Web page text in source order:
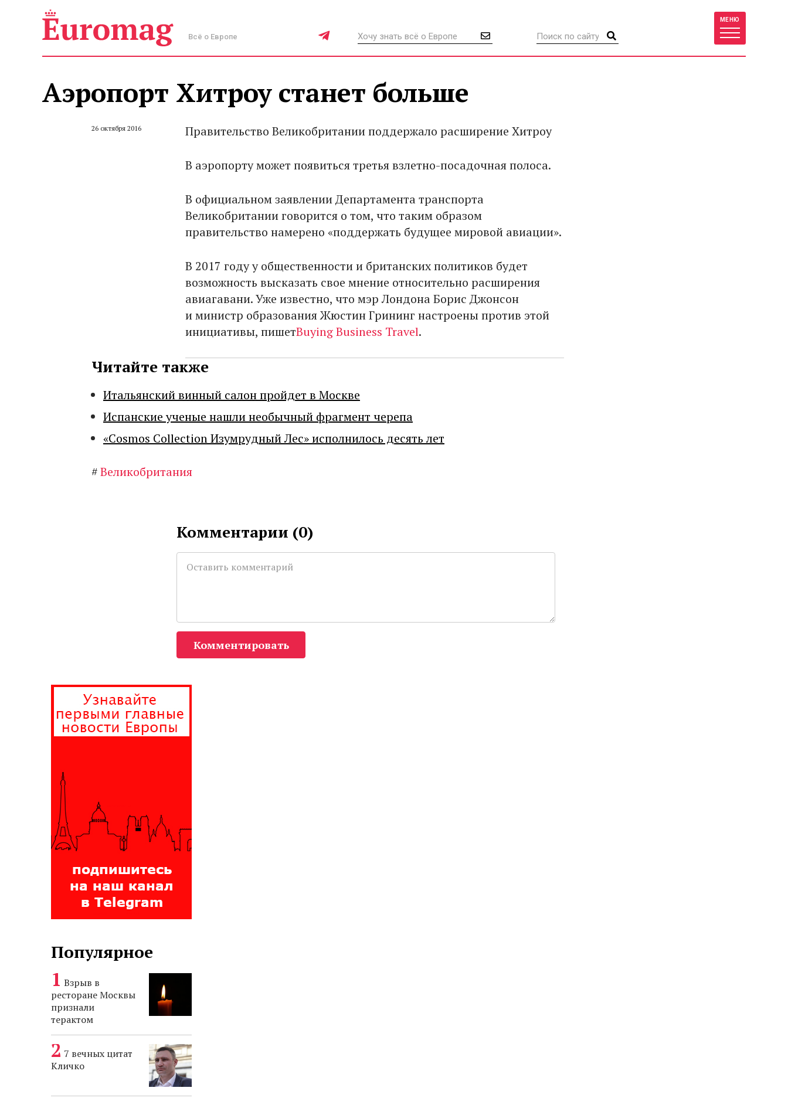
Всё о Европе
МЕНЮ
Аэропорт Хитроу станет больше
26 октября 2016 Правительство Великобритании поддержало расширение Хитроу
В аэропорту может появиться третья взлетно-посадочная полоса.
В официальном заявлении Департамента транспорта
Великобритании говорится о том, что таким образом
правительство намерено «поддержать будущее мировой авиации».
В 2017 году у общественности и британских политиков будет
возможность высказать свое мнение относительно расширения
авиагавани. Уже известно, что мэр Лондона Борис Джонсон
и министр образования Жюстин Грининг настроены против этой
инициативы, пишетBuying Business Travel.
Читайте также
Итальянский винный салон пройдет в Москве
Испанские ученые нашли необычный фрагмент черепа
«Cosmos Collection Изумрудный Лес» исполнилось десять лет
#Великобритания
Комментарии (0)
Комментировать
Популярное
Взрыв в
ресторане Москвы
признали
терактом
7 вечных цитат
Кличко